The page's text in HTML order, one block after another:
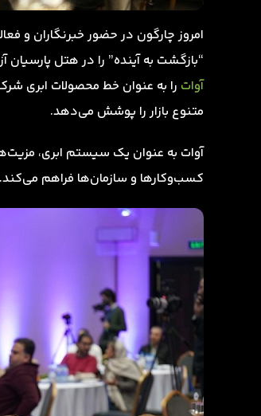
امروز چارگون در حضور خبرنگاران و
“بازگشت به آینده” را در هتل پارسیان آزادی برگزار کرد.
آوات را به عنوان خط محصولات ابری
متنوع بازار را پوشش می‌دهد.
آوات به عنوان یک سیستم ابری،
کسب‌وکارها و سازمان‌ها فراهم می‌کند.